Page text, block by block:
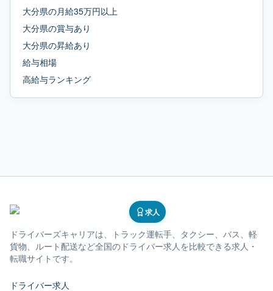
大分県の月給35万円以上
大分県の賞与あり
大分県の昇給あり
給与相場
高給与ランキング
求人
ドライバーズキャリアは、トラック運転手、タクシー、バス、軽
貨物、ルート配送など全国のドライバー求人を比較できる求人・
転職サイトです。
ドライバー求人